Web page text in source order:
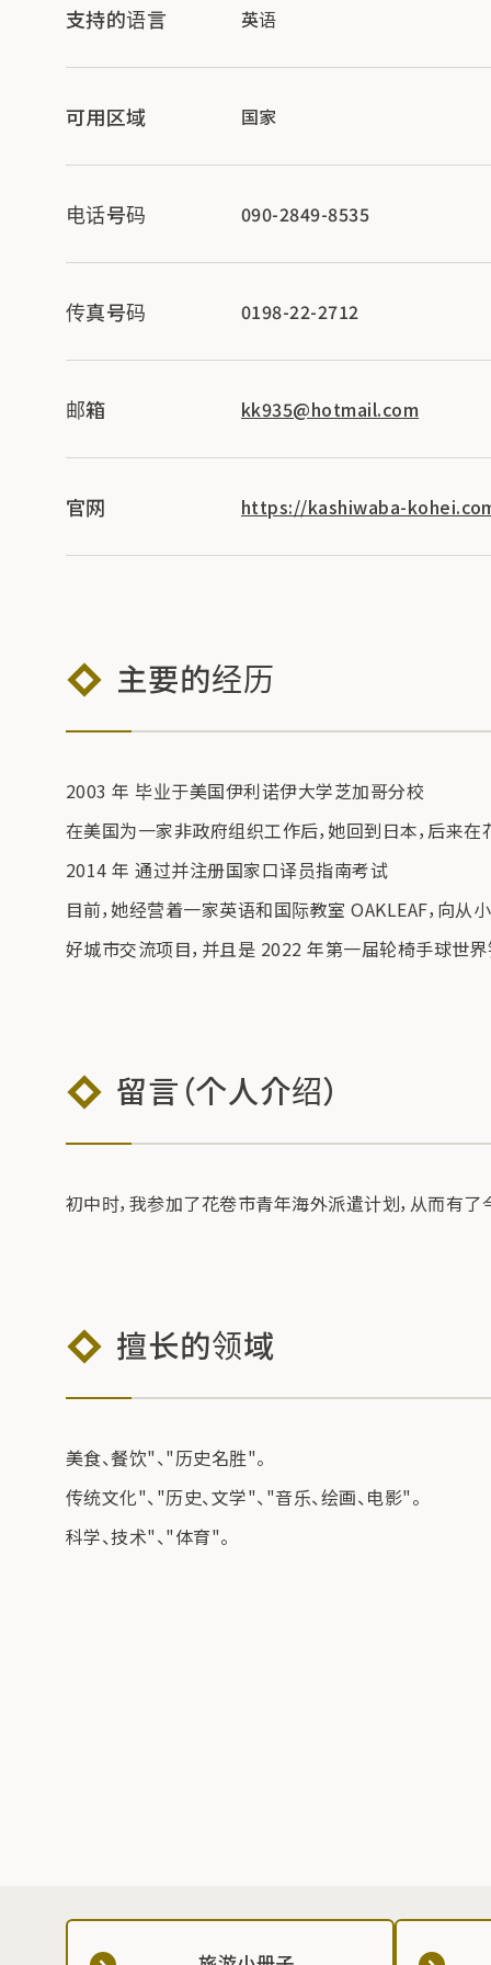
支持的语言 英语
可用区域 国家
电话号码 090-2849-8535
传真号码 0198-22-2712
邮箱 kk935@hotmail.com
官网 https://kashiwaba-
主要的经历
2003 年 毕业于美国伊利诺伊大学芝加哥分校
在美国为一家非政府组织工作后，她回到日本，后来
2014 年 通过并注册国家口译员指南考试
目前，她经营着一家英语和国际教室 OAKLEAF，向
好城市交流项目，并且是 2022 年第一届轮椅手球世
留言（个人介绍）
初中时，我参加了花卷市青年海外派遣计划，从而有
擅长的领域
美食、餐饮"、"历史名胜"。
传统文化"、"历史、文学"、"音乐、绘画、电影"。
科学、技术"、"体育"。